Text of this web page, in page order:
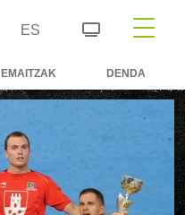
ES
EMAITZAK DENDA